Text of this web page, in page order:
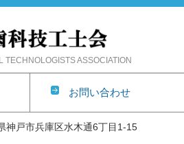
TECHNOLOGISTS ASSOCIATION
お問い合わせ
神戸市兵庫区水木通6丁目1-15